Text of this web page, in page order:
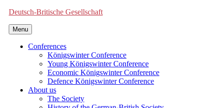
Deutsch-Britische Gesellschaft
Menu
Conferences
Königswinter Conference
Young Königswinter Conference
Economic Königswinter Conference
Defence Königswinter Conference
About us
The Society